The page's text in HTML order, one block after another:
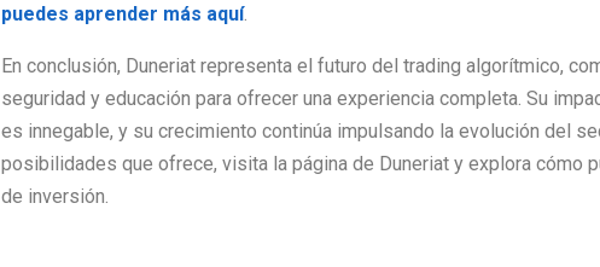
puedes aprender más aquí.
En conclusión, Duneriat representa el futuro del trading algorítmico,
seguridad y educación para ofrecer una experiencia completa. Su
es innegable, y su crecimiento continúa impulsando la evolución del
posibilidades que ofrece, visita la página de Duneriat y explora cómo
de inversión.